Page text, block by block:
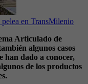
en TransMilenio
Articulado de
algunos casos
han dado a conocer,
de los productos